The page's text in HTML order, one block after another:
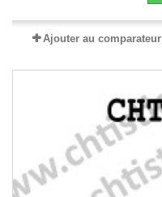
Ajouter au comparateur